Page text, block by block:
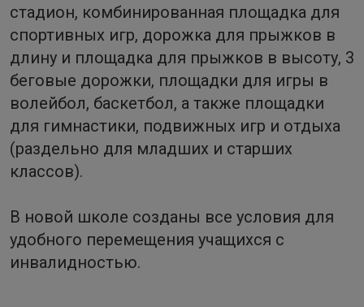
стадион, комбинированная площадка для
спортивных игр, дорожка для прыжков в
длину и площадка для прыжков в высоту, 3
беговые дорожки, площадки для игры в
волейбол, баскетбол, а также площадки
для гимнастики, подвижных игр и отдыха
(раздельно для младших и старших
классов).
В новой школе созданы все условия для
удобного перемещения учащихся с
инвалидностью.